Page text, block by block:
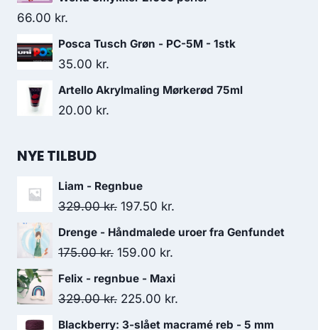
66.00 kr.
Posca Tusch Grøn - PC-5M - 1stk
35.00 kr.
Artello Akrylmaling Mørkerød 75ml
20.00 kr.
NYE TILBUD
Liam - Regnbue
329.00kr. 197.50 kr.
Drenge - Håndmalede uroer fra Genfundet
175.00kr. 159.00 kr.
Felix - regnbue - Maxi
329.00kr. 225.00 kr.
Blackberry: 3-slået macramé reb - 5 mm